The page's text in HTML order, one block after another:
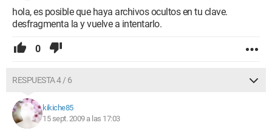
hola, es posible que haya archivos ocultos en tu clave.
desfragmenta la y vuelve a intentarlo.
0
RESPUESTA 4 / 6
kikiche85
15 sept. 2009 a las 17:03